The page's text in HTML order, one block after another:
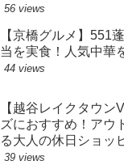
56 views
【京橋グルメ】551
当を実食！人気中華
44 views
【越谷レイクタウン
ズにおすすめ！アウ
る大人の休日ショッ
39 views